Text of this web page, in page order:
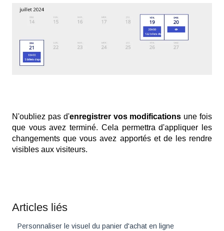
N'oubliez pas d'enregistrer vos modifications une fois
que vous avez terminé. Cela permettra d'appliquer les
changements que vous avez apportés et de les rendre
visibles aux visiteurs.
Articles liés
Personnaliser le visuel du panier d'achat en ligne